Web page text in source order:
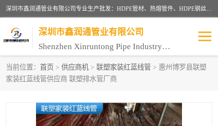
深圳市鑫润通管业有限公司专业生产批发：HDPE管材、热熔管件、HDPE钢丝骨架管、电熔管件、HDPE双壁波纹管、MPP电力管、井盖、PVC管材管件、PPR管材管件等；公司自创建以来，始终秉承“团结、务实、创新、守信”的服务宗旨，凭借专业的服务以及多年的勤奋拼搏，发展成为一家专业销售各种管材管件，绝缘电工套管及配件等系列产品的贸易公司。
深圳市鑫润通管业有限公司
Shenzhen Xinruntong Pipe Industry Co., Ltd
当前位置： 首页 > 供应商机 > 联塑家装红蓝线管 > 惠州博罗县联塑
家装红蓝线管供应商 联塑排水管厂商
HDPE管材给水管
HDPE双壁波纹管 HDPE电力通讯管